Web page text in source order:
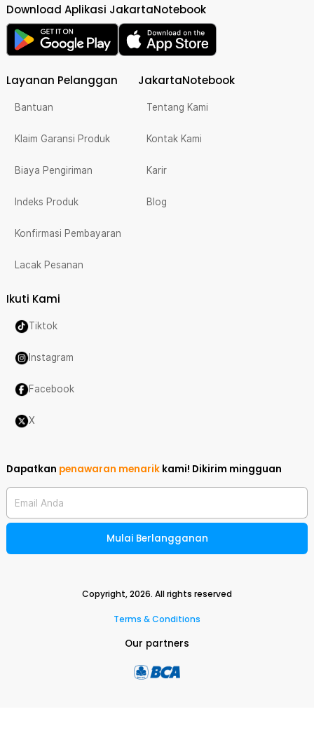
Download Aplikasi JakartaNotebook
Layanan Pelanggan
Bantuan
Klaim Garansi Produk
Biaya Pengiriman
Indeks Produk
Konfirmasi Pembayaran
Lacak Pesanan
JakartaNotebook
Tentang Kami
Kontak Kami
Karir
Blog
Ikuti Kami
Tiktok
Instagram
Facebook
X
Dapatkan penawaran menarik kami! Dikirim mingguan
Email Anda
Mulai Berlangganan
Copyright,2026. All rights reserved
Terms & Conditions
Our partners